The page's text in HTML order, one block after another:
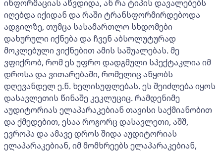
ინფორმაციას აწვდიდა, ან რა ტიპის დავალებებს
იღებდა იქიდან და რაში ტრანსფორმირდებოდა
ადგილზე, თუმცა სასამართლო სხდომები
დახურული იქნება და ჩვენ აბსოლუტურად
მოკლებული ვიქნებით ამის საშუალებას. მე
ვფიქრობ, რომ ეს უფრო დადგმული სპექტაკლია იმ
დროსა და ვითარებაში, რომელიც აწყობს
დღევანდელ ე.წ. ხელისუფლებას. ეს შეიძლება იყოს
დასავლეთის წინაშე კეკლუციც. რამდენიმე
აუდიტორიას ელაპარაკებიან თავისი საქმიანობით
და ქმედებით, ესაა როგორც დასავლეთი, აშშ,
ევროპა და ამავე დროს შიდა აუდიტორიას
ელაპარაკებიან, იმ მომხრეებს ელაპარაკებიან,